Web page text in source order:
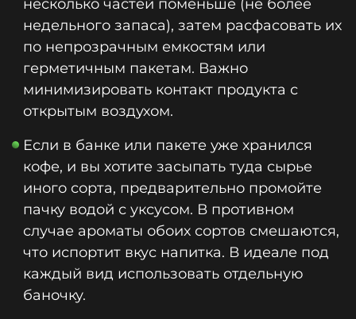
несколько частей поменьше (не более
недельного запаса), затем расфасовать их
по непрозрачным емкостям или
герметичным пакетам. Важно
минимизировать контакт продукта с
открытым воздухом.
Если в банке или пакете уже хранился
кофе, и вы хотите засыпать туда сырье
иного сорта, предварительно промойте
пачку водой с уксусом. В противном
случае ароматы обоих сортов смешаются,
что испортит вкус напитка. В идеале под
каждый вид использовать отдельную
баночку.